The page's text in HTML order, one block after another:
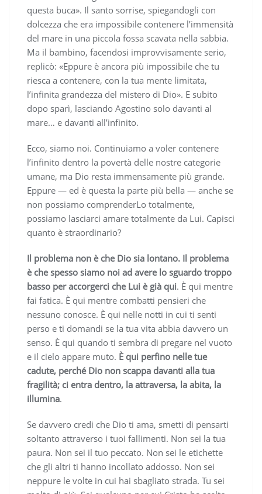
questa buca». Il santo sorrise, spiegandogli con
dolcezza che era impossibile contenere l’immensità
del mare in una piccola fossa scavata nella sabbia.
Ma il bambino, facendosi improvvisamente serio,
replicò: «Eppure è ancora più impossibile che tu
riesca a contenere, con la tua mente limitata,
l’infinita grandezza del mistero di Dio». E subito
dopo sparì, lasciando Agostino solo davanti al
mare… e davanti all’infinito.
Ecco, siamo noi. Continuiamo a voler contenere
l’infinito dentro la povertà delle nostre categorie
umane, ma Dio resta immensamente più grande.
Eppure — ed è questa la parte più bella — anche se
non possiamo comprenderLo totalmente,
possiamo lasciarci amare totalmente da Lui. Capisci
quanto è straordinario?
Il problema non è che Dio sia lontano. Il problema
è che spesso siamo noi ad avere lo sguardo troppo
basso per accorgerci che Lui è già qui. È qui mentre
fai fatica. È qui mentre combatti pensieri che
nessuno conosce. È qui nelle notti in cui ti senti
perso e ti domandi se la tua vita abbia davvero un
senso. È qui quando ti sembra di pregare nel vuoto
e il cielo appare muto. È qui perfino nelle tue
cadute, perché Dio non scappa davanti alla tua
fragilità; ci entra dentro, la attraversa, la abita, la
illumina.
Se davvero credi che Dio ti ama, smetti di pensarti
soltanto attraverso i tuoi fallimenti. Non sei la tua
paura. Non sei il tuo peccato. Non sei le etichette
che gli altri ti hanno incollato addosso. Non sei
neppure le volte in cui hai sbagliato strada. Tu sei